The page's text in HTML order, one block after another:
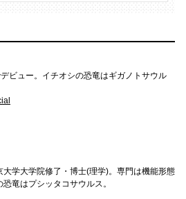
ビュー。イチオシの恐竜はギガノトサウル
学大学院修了・博士(理学)。専門は機能形態
竜はプシッタコサウルス。